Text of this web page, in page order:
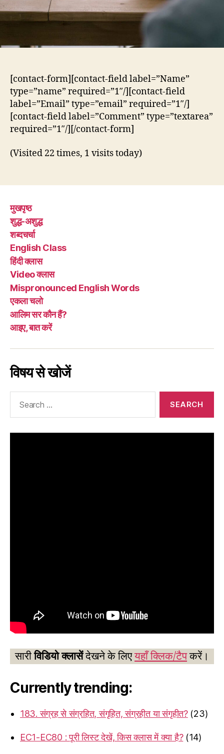
[contact-form][contact-field label=”Name”
type=”name” required=”1″/][contact-field
label=”Email” type=”email” required=”1″/]
[contact-field label=”Comment” type=”textarea”
required=”1″/][/contact-form]
(Visited 22 times, 1 visits today)
मुखपृष्ठ
शुद्ध-अशुद्ध
शब्दचर्चा
English Class
हिंदी क्लास
Video क्लास
Mispronounced English Words
एकला चलो
आलिम सर कौन हैं?
आइए, बात करें
विषय से खोजें
सारीविडियो क्लासेंदेखने के लिएयहाँ क्लिक/टैपकरें।
Currently trending:
183. संग्रह से संग्रहित, संगृहित, संग्रहीत या संगृहीत? (23)
EC1-EC80 : पूरी लिस्ट देखें, किस क्लास में क्या है? (14)